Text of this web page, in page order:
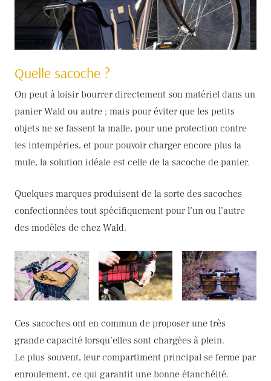
Quelle sacoche ?
On peut à loisir bourrer directement son matériel dans un
panier Wald ou autre ; mais pour éviter que les petits
objets ne se fassent la malle, pour une protection contre
les intempéries, et pour pouvoir charger encore plus la
mule, la solution idéale est celle de la sacoche de panier.
Quelques marques produisent de la sorte des sacoches
confectionnées tout spécifiquement pour l’un ou l’autre
des modèles de chez Wald.
Ces sacoches ont en commun de proposer une très
grande capacité lorsqu’elles sont chargées à plein.
Le plus souvent, leur compartiment principal se ferme par
enroulement, ce qui garantit une bonne étanchéité.